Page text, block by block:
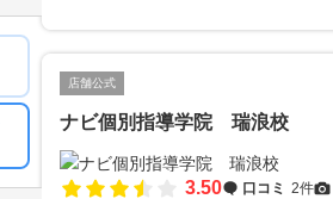
店舗公式
ナビ個別指導学院 瑞浪校
3.50 口コミ 2件